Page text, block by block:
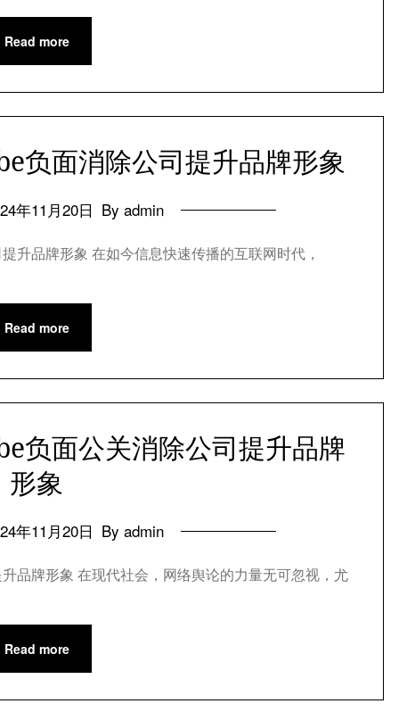
Read more
负面消除公司提升品牌形象
年11月20日 By admin
升品牌形象 在如今信息快速传播的互联网时代，
Read more
负面公关消除公司提升品牌
形象
年11月20日 By admin
品牌形象 在现代社会，网络舆论的力量无可忽视，尤
Read more